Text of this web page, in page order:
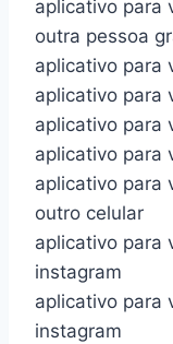
aplicativo para
outra pessoa
aplicativo para
aplicativo para
aplicativo para
aplicativo para
aplicativo para
outro celular
aplicativo para
instagram
aplicativo para
instagram